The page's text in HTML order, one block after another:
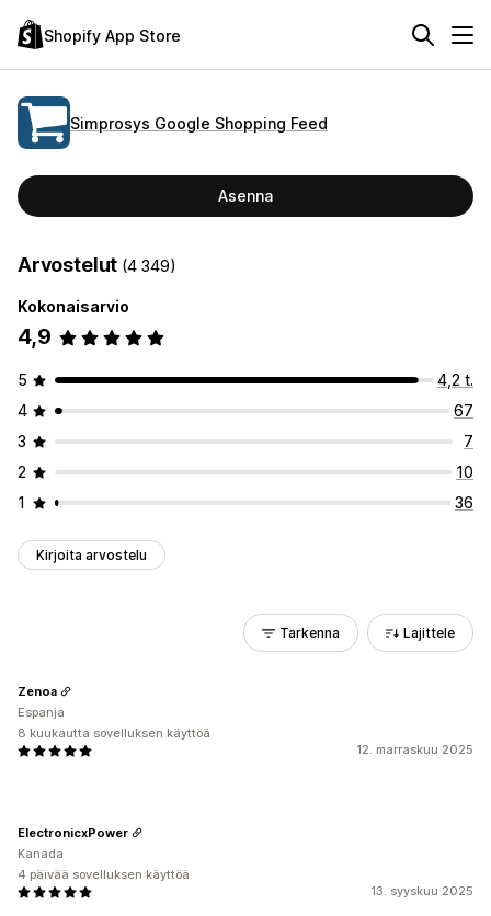
Shopify App Store
Simprosys Google Shopping Feed
Asenna
Arvostelut (4 349)
Kokonaisarvio
4,9
5
4,2 t.
4
67
3
7
2
10
1
36
Kirjoita arvostelu
Tarkenna Lajittele
12. marraskuu 2025
Zenoa
Espanja
8 kuukautta sovelluksen käyttöä
13. syyskuu 2025
ElectronicxPower
Kanada
4 päivää sovelluksen käyttöä